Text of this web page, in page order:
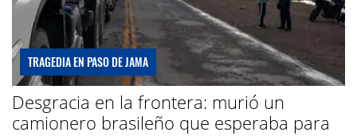
TRAGEDIA EN PASO DE JAMA
Desgracia en la frontera: murió un
camionero brasileño que esperaba para